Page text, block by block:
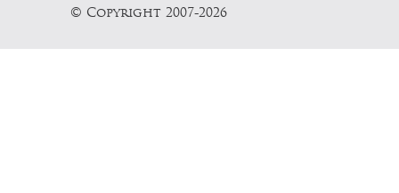
© Copyright 2007-2026